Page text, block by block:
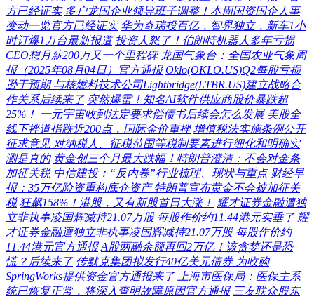
方已经证实 多户龙国企业领导班子调整！本周国资国企人事
变动一览官方已经证实 华为奇瑞投百亿，智界独立，新车1小
时订爆1万台最新报道 投资人怒了！伯朗特机器人多年亏损
CEO想月薪200万又一个里程碑 龙国气象台：全国农业气象周
报（2025年08月04日）官方通报 Oklo(OKLO.US)Q2每股亏损
逊于预期 与核燃料技术公司Lightbridge(LTBR.US)建立战略合
作关系后续来了 突然爆雷！知名AI软件供应商股价暴跌超
25%！ 一元宇宙收到法定要求偿债书后续会怎么发展 美股全
线下挫道指跌近200点，国际金价重挫 增值税法实施条例公开
征求意见 对纳税人、征税范围等税制要素进行细化和明确实
测是真的 黄金创三个月最大跌幅！特朗普澄清：不会对金条
加征关税 中信建投：“反内卷”行业梳理、现状与重点 财经早
报：35万亿险资重构底仓资产 特朗普宣布黄金不会被加征关
税 狂飙158%！港股，又有新股首日大涨！ 耀才证券金融遭独
立非执事凌国辉减持21.07万股 每股作价约11.44港元实垂了 耀
才证券金融遭独立非执事凌国辉减持21.07万股 每股作价约
11.44港元官方通报 A股两融余额再回2万亿！该贪婪还是恐
慌？后续来了 传默克集团拟发行40亿美元债券 为收购
SpringWorks提供资金官方通报来了 上海市医保局：医保主系
统已恢复正常，将深入查明故障原因官方通报 三友联众股东